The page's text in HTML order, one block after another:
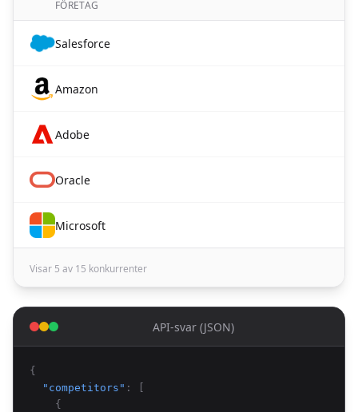
FÖRETAG
Salesforce
Amazon
Adobe
Oracle
Microsoft
Visar 5 av 15 konkurrenter
API-svar (JSON)
{
"competitors" : [
{